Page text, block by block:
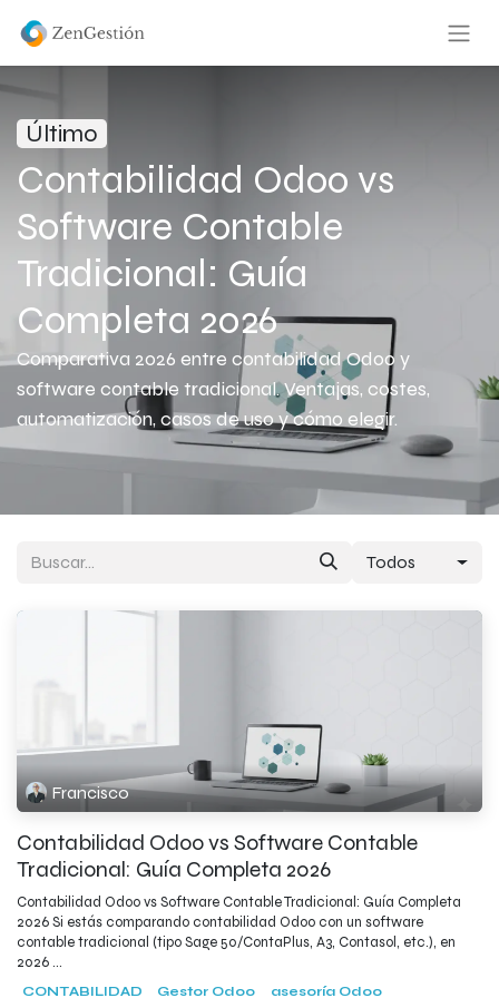
Último
Contabilidad Odoo vs
Software Contable
Tradicional: Guía
Completa 2026
Comparativa 2026 entre contabilidad Odoo y
software contable tradicional. Ventajas, costes,
automatización, casos de uso y cómo elegir.
Todos
Francisco
Contabilidad Odoo vs Software Contable
Tradicional: Guía Completa 2026
Contabilidad Odoo vs Software Contable Tradicional: Guía Completa
2026 Si estás comparando contabilidad Odoo con un software
contable tradicional (tipo Sage 50/ContaPlus, A3, Contasol, etc.), en
2026 ...
CONTABILIDAD Gestor Odoo asesoría Odoo